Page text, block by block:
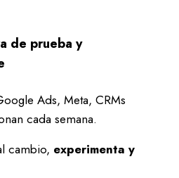
de prueba y
Ads, Meta, CRMs
cada semana.
cambio, experimenta y